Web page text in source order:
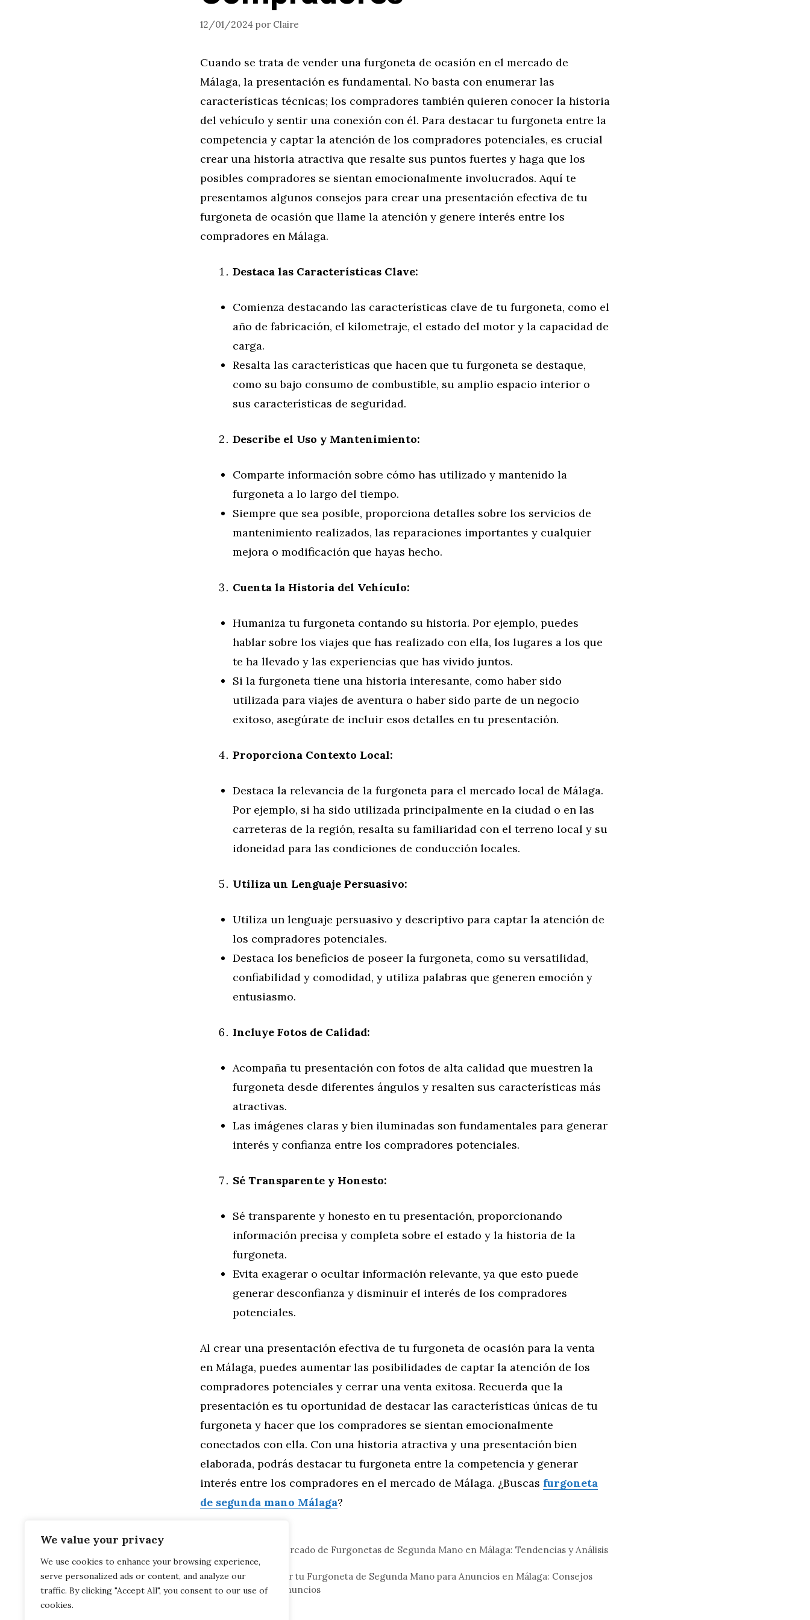
We value your privacy
We use cookies to enhance your browsing experience,
serve personalized ads or content, and analyze our
traffic. By clicking "Accept All", you consent to our use of
cookies.
12/01/2024 por Claire
Cuando se trata de vender una furgoneta de ocasión en el mercado de
Málaga, la presentación es fundamental. No basta con enumerar las
características técnicas; los compradores también quieren conocer la historia
del vehículo y sentir una conexión con él. Para destacar tu furgoneta entre la
competencia y captar la atención de los compradores potenciales, es crucial
crear una historia atractiva que resalte sus puntos fuertes y haga que los
posibles compradores se sientan emocionalmente involucrados. Aquí te
presentamos algunos consejos para crear una presentación efectiva de tu
furgoneta de ocasión que llame la atención y genere interés entre los
compradores en Málaga.
Destaca las Características Clave:
Comienza destacando las características clave de tu furgoneta, como el
año de fabricación, el kilometraje, el estado del motor y la capacidad de
carga.
Resalta las características que hacen que tu furgoneta se destaque,
como su bajo consumo de combustible, su amplio espacio interior o
sus características de seguridad.
Describe el Uso y Mantenimiento:
Comparte información sobre cómo has utilizado y mantenido la
furgoneta a lo largo del tiempo.
Siempre que sea posible, proporciona detalles sobre los servicios de
mantenimiento realizados, las reparaciones importantes y cualquier
mejora o modificación que hayas hecho.
Cuenta la Historia del Vehículo:
Humaniza tu furgoneta contando su historia. Por ejemplo, puedes
hablar sobre los viajes que has realizado con ella, los lugares a los que
te ha llevado y las experiencias que has vivido juntos.
Si la furgoneta tiene una historia interesante, como haber sido
utilizada para viajes de aventura o haber sido parte de un negocio
exitoso, asegúrate de incluir esos detalles en tu presentación.
Proporciona Contexto Local:
Destaca la relevancia de la furgoneta para el mercado local de Málaga.
Por ejemplo, si ha sido utilizada principalmente en la ciudad o en las
carreteras de la región, resalta su familiaridad con el terreno local y su
idoneidad para las condiciones de conducción locales.
Utiliza un Lenguaje Persuasivo:
Utiliza un lenguaje persuasivo y descriptivo para captar la atención de
los compradores potenciales.
Destaca los beneficios de poseer la furgoneta, como su versatilidad,
confiabilidad y comodidad, y utiliza palabras que generen emoción y
entusiasmo.
Incluye Fotos de Calidad:
Acompaña tu presentación con fotos de alta calidad que muestren la
furgoneta desde diferentes ángulos y resalten sus características más
atractivas.
Las imágenes claras y bien iluminadas son fundamentales para generar
interés y confianza entre los compradores potenciales.
Sé Transparente y Honesto:
Sé transparente y honesto en tu presentación, proporcionando
información precisa y completa sobre el estado y la historia de la
furgoneta.
Evita exagerar o ocultar información relevante, ya que esto puede
generar desconfianza y disminuir el interés de los compradores
potenciales.
Al crear una presentación efectiva de tu furgoneta de ocasión para la venta
en Málaga, puedes aumentar las posibilidades de captar la atención de los
compradores potenciales y cerrar una venta exitosa. Recuerda que la
presentación es tu oportunidad de destacar las características únicas de tu
furgoneta y hacer que los compradores se sientan emocionalmente
conectados con ella. Con una historia atractiva y una presentación bien
elaborada, podrás destacar tu furgoneta entre la competencia y generar
interés entre los compradores en el mercado de Málaga. ¿Buscas furgoneta
de segunda mano Málaga?
Evolución del Mercado de Furgonetas de Segunda Mano en Málaga: Tendencias y Análisis
de Precios
Cómo Fotografiar tu Furgoneta de Segunda Mano para Anuncios en Málaga: Consejos
para Destacar tus Anuncios